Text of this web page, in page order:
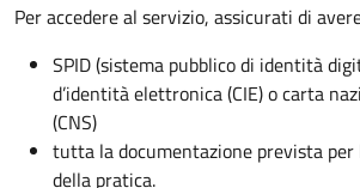
Per accedere al servizio, assicurati di
SPID (sistema pubblico di identità
d’identità elettronica (CIE) o carta
(CNS)
tutta la documentazione prevista per
della pratica.